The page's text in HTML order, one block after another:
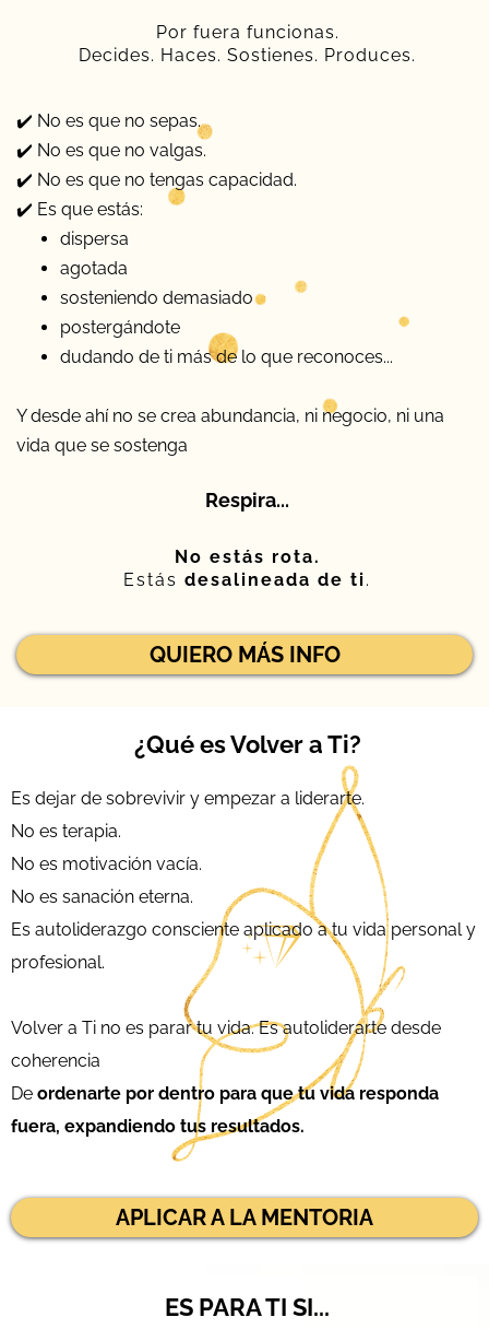
Por fuera funcionas.
Decides. Haces. Sostienes. Produces.
✔️ No es que no sepas.
✔️ No es que no valgas.
✔️ No es que no tengas capacidad.
✔️ Es que estás:
dispersa
agotada
sosteniendo demasiado
postergándote
dudando de ti más de lo que reconoces...
Y desde ahí no se crea abundancia, ni negocio, ni una
vida que se sostenga
Respira...
No estás rota.
Estás desalineada de ti.
QUIERO MÁS INFO
¿Qué es Volver a Ti?
Es dejar de sobrevivir y empezar a liderarte.
No es terapia.
No es motivación vacía.
No es sanación eterna.
Es autoliderazgo consciente aplicado a tu vida personal y
profesional.
Volver a Ti no es parar tu vida. Es autoliderarte desde
coherencia
De ordenarte por dentro para que tu vida responda
fuera, expandiendo tus resultados.
APLICAR A LA MENTORIA
ES PARA TI SI...